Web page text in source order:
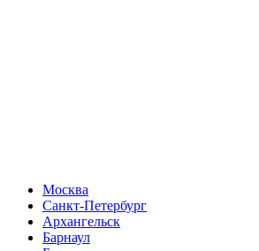
Москва
Санкт-Петербург
Архангельск
Барнаул